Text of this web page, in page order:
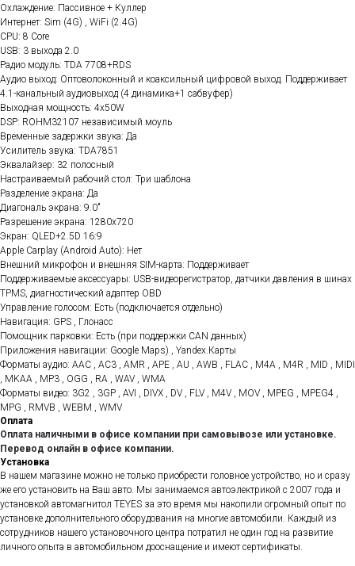
Охлаждение: Пассивное + Куллер
Интернет: Sim (4G) , WiFi (2.4G)
CPU: 8 Core
USB: 3 выхода 2.0
Радио модуль: TDA 7708+RDS
Аудио выход: Оптоволоконный и коаксильный цифровой выход. Поддерживает
4.1-канальный аудиовыход (4 динамика+1 сабвуфер)
Выходная мощность: 4x50W
DSP: ROHM32107 независимый моуль
Временные задержки звука: Да
Усилитель звука: TDA7851
Эквалайзер: 32 полосный
Настраиваемый рабочий стол: Три шаблона
Разделение экрана: Да
Диагональ экрана: 9.0"
Разрешение экрана: 1280x720
Экран: QLED+2.5D 16:9
Apple Carplay (Android Auto): Нет
Внешний микрофон и внешняя SIM-карта: Поддерживает
Поддерживаемые аксессуары: USB-видеорегистратор, датчики давления в шинах
TPMS, диагностический адаптер OBD
Управление голосом: Есть (подключается отдельно)
Навигация: GPS , Глонасс
Помощник парковки: Есть (при поддержки CAN данных)
Приложения навигации: Google Maps) , Yandex.Карты
Форматы аудио: AAC , AC3 , AMR , APE , AU , AWB , FLAC , M4A , M4R , MID , MIDI
, MKAA , MP3 , OGG , RA , WAV , WMA
Форматы видео: 3G2 , 3GP , AVI , DIVX , DV , FLV , M4V , MOV , MPEG , MPEG4 ,
MPG , RMVB , WEBM , WMV
Оплата
Оплата наличными в офисе компании при самовывозе или установке.
Перевод онлайн в офисе компании.
Установка
В нашем магазине можно не только приобрести головное устройство, но и сразу
же его установить на Ваш авто. Мы занимаемся автоэлектрикой с 2007 года и
установкой автомагнитол TEYES за это время мы накопили огромный опыт по
установке дополнительного оборудования на многие автомобили. Каждый из
сотрудников нашего установочного центра потратил не один год на развитие
личного опыта в автомобильном дооснащение и имеют сертификаты.